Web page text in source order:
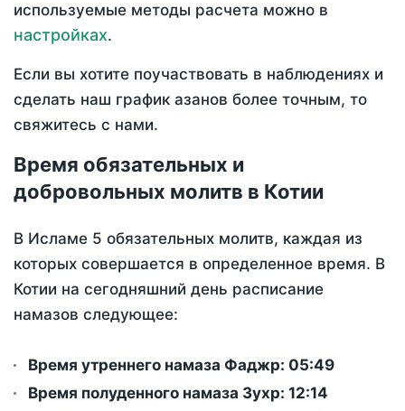
используемые методы расчета можно в
настройках.
Если вы хотите поучаствовать в наблюдениях и
сделать наш график азанов более точным, то
свяжитесь с нами.
Время обязательных и
добровольных молитв в Котии
В Исламе 5 обязательных молитв, каждая из
которых совершается в определенное время. В
Котии на сегодняшний день расписание
намазов следующее:
Время утреннего намаза Фаджр: 05:49
Время полуденного намаза Зухр: 12:14